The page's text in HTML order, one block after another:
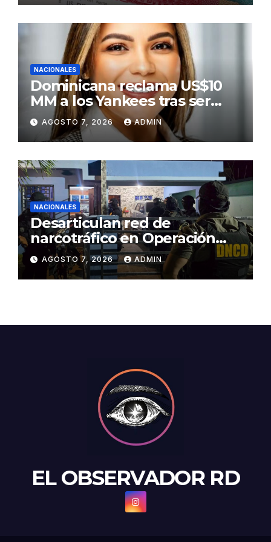
NACIONALES
Dominicana reclama US$10
MM a los Yankees tras ser
golpeada por bate de José
Ramírez
AGOSTO 7, 2026 ADMIN
NACIONALES
Desarticulan red de
narcotráfico en Operación
Lgtca
AGOSTO 7, 2026 ADMIN
EL OBSERVADOR RD